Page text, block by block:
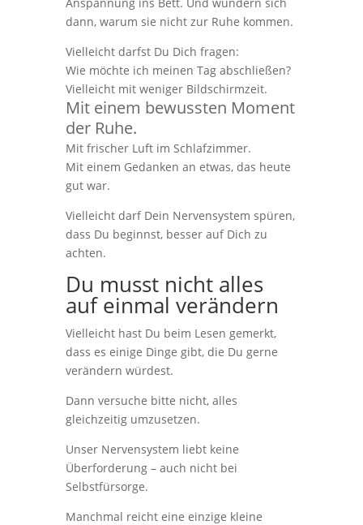
dann, warum sie nicht zur Ruhe kommen.
Vielleicht darfst Du Dich fragen:
Wie möchte ich meinen Tag abschließen?
Vielleicht mit weniger Bildschirmzeit.
Mit einem bewussten Moment
der Ruhe.
Mit frischer Luft im Schlafzimmer.
Mit einem Gedanken an etwas, das heute
gut war.
Vielleicht darf Dein Nervensystem spüren,
dass Du beginnst, besser auf Dich zu
achten.
Du musst nicht alles
auf einmal verändern
Vielleicht hast Du beim Lesen gemerkt,
dass es einige Dinge gibt, die Du gerne
verändern würdest.
Dann versuche bitte nicht, alles
gleichzeitig umzusetzen.
Unser Nervensystem liebt keine
Überforderung – auch nicht bei
Selbstfürsorge.
Manchmal reicht eine einzige kleine